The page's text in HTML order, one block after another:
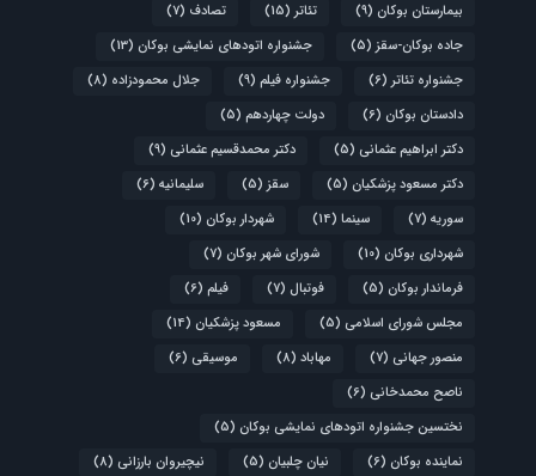
بیمارستان بوکان (9) تئاتر (15) تصادف (7)
جاده بوکان-سقز (5) جشنواره اتودهای نمایشی بوکان (13)
جشنواره تئاتر (6) جشنواره فیلم (9) جلال محمودزاده (8)
دادستان بوکان (6) دولت چهاردهم (5)
دکتر ابراهیم عثمانی (5) دکتر محمدقسیم عثمانی (9)
دکتر مسعود پزشکیان (5) سقز (5) سلیمانیه (6)
سوریه (7) سینما (14) شهردار بوکان (10)
شهرداری بوکان (10) شورای شهر بوکان (7)
فرماندار بوکان (5) فوتبال (7) فیلم (6)
مجلس شورای اسلامی (5) مسعود پزشکیان (14)
منصور جهانی (7) مهاباد (8) موسیقی (6)
ناصح محمدخانی (6)
نختسین جشنواره اتودهای نمایشی بوکان (5)
نماینده بوکان (6) نیان چلبیان (5) نیچیروان بارزانی (8)